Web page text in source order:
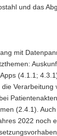
und das
mit
(4.1.1;
Verarbeitung
(2.4.1).
2022 noch